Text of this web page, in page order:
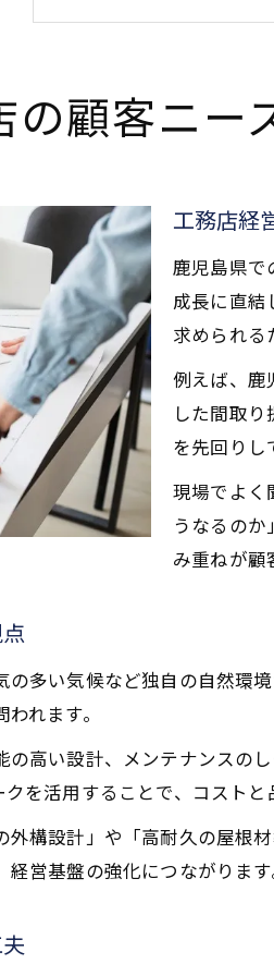
工務店経営で不
顧客対応力に優れた
工務店経営で重
顧客ニーズを汲
細やかな配慮が
アフター対応に
地元ならではの経営
地域密着型工務
工務店経営が地
地元特性を活か
工務店経営で選
工務店経営と
鹿児島の暮らしに
資産価値を守る
実例から学ぶ
地域特性を反映した
地域課題を解決
顧客ニー
工務店経
鹿児島県で
成長に直結
求められる
例えば、鹿
した間取
を先回りし
現場でよく
うなるの
み重ねが顧
多い気候など独自の自然環
れます。
高い設計、メンテナンスの
を活用することで、コストと
構設計」や「高耐久の屋根
営基盤の強化につながります